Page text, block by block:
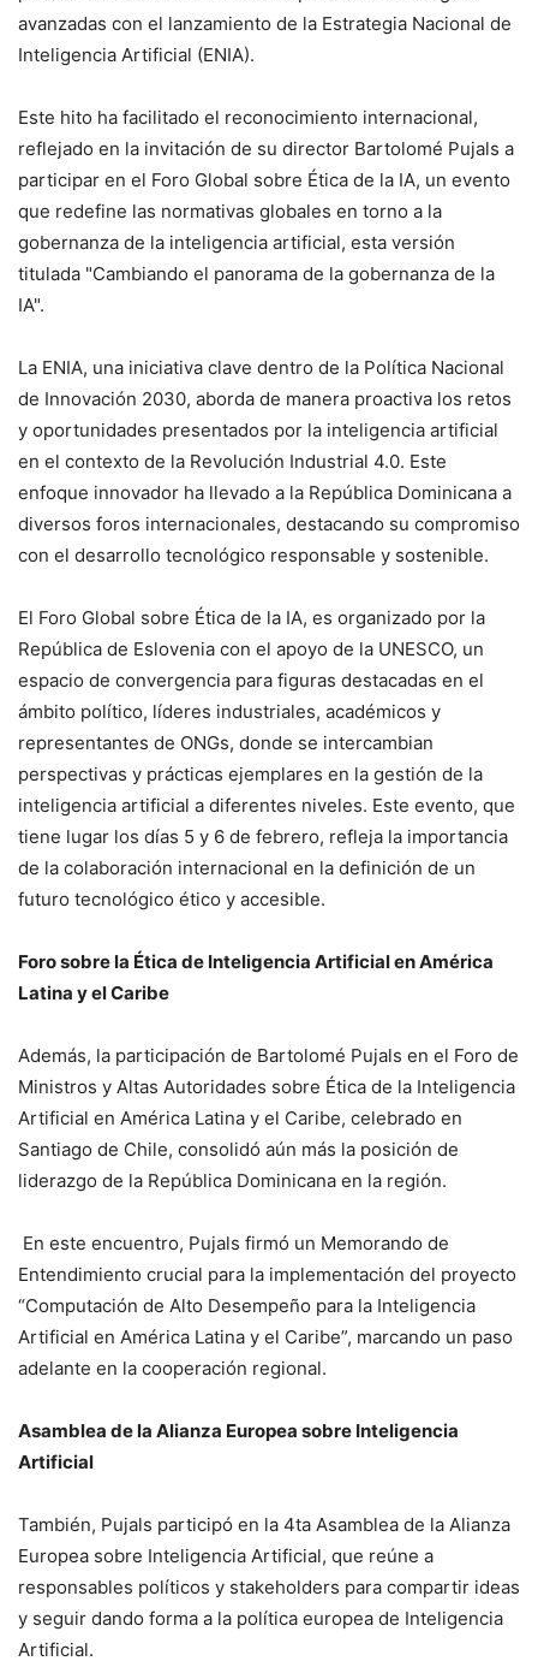
avanzadas con el lanzamiento de la Estrategia Nacional de
Inteligencia Artificial (ENIA).
Este hito ha facilitado el reconocimiento internacional,
reflejado en la invitación de su director Bartolomé Pujals a
participar en el Foro Global sobre Ética de la IA, un evento
que redefine las normativas globales en torno a la
gobernanza de la inteligencia artificial, esta versión
titulada "Cambiando el panorama de la gobernanza de la
IA".
La ENIA, una iniciativa clave dentro de la Política Nacional
de Innovación 2030, aborda de manera proactiva los retos
y oportunidades presentados por la inteligencia artificial
en el contexto de la Revolución Industrial 4.0. Este
enfoque innovador ha llevado a la República Dominicana a
diversos foros internacionales, destacando su compromiso
con el desarrollo tecnológico responsable y sostenible.
El Foro Global sobre Ética de la IA, es organizado por la
República de Eslovenia con el apoyo de la UNESCO, un
espacio de convergencia para figuras destacadas en el
ámbito político, líderes industriales, académicos y
representantes de ONGs, donde se intercambian
perspectivas y prácticas ejemplares en la gestión de la
inteligencia artificial a diferentes niveles. Este evento, que
tiene lugar los días 5 y 6 de febrero, refleja la importancia
de la colaboración internacional en la definición de un
futuro tecnológico ético y accesible.
Foro sobre la Ética de Inteligencia Artificial en América
Latina y el Caribe
Además, la participación de Bartolomé Pujals en el Foro de
Ministros y Altas Autoridades sobre Ética de la Inteligencia
Artificial en América Latina y el Caribe, celebrado en
Santiago de Chile, consolidó aún más la posición de
liderazgo de la República Dominicana en la región.
En este encuentro, Pujals firmó un Memorando de
Entendimiento crucial para la implementación del proyecto
“Computación de Alto Desempeño para la Inteligencia
Artificial en América Latina y el Caribe”, marcando un paso
adelante en la cooperación regional.
Asamblea de la Alianza Europea sobre Inteligencia
Artificial
También, Pujals participó en la 4ta Asamblea de la Alianza
Europea sobre Inteligencia Artificial, que reúne a
responsables políticos y stakeholders para compartir ideas
y seguir dando forma a la política europea de Inteligencia
Artificial.